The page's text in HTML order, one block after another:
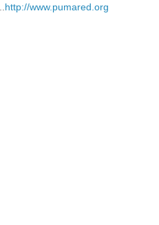
http://www.pumared.org